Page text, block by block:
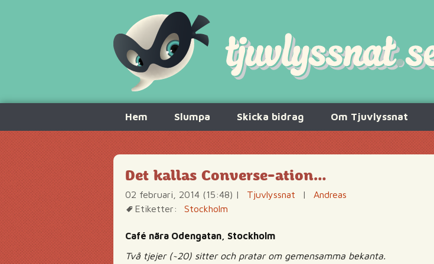
innehåll
Hem Slumpa Skicka bidrag Om Tjuvlyssnat
Det kallas Converse-ation…
02 februari, 2014 (15:48) | Tjuvlyssnat |
Andreas
Etiketter:
Stockholm
Café nära Odengatan, Stockholm
Två tjejer (~20) sitter och pratar om gemensamma bekanta.